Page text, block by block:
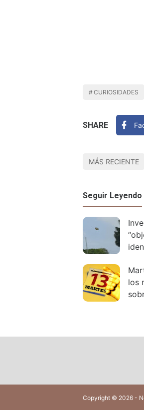
CURIOSIDADES
SHARE
MÁS RECIENTE
Seguir Leyendo
los
Copyright © 2026 -